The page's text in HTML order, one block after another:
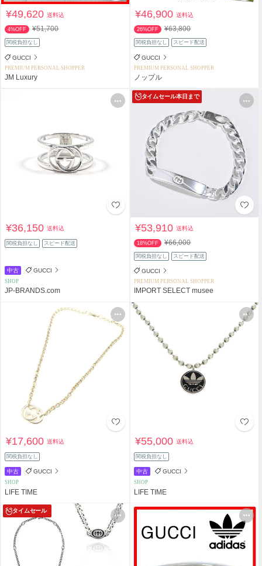
¥49,620送料込
4%OFF ¥51,700
関税負担なし
GUCCI
PREMIUM PERSONAL SHOPPER
JM Luxury
¥46,900送料込
26%OFF ¥63,800
関税負担なし スピード配送
GUCCI
PREMIUM PERSONAL SHOPPER
ノップル
¥36,150送料込
関税負担なし スピード配送
中古 GUCCI
SHOP
JP-BRANDS.com
タイムセール本日まで
¥53,910送料込
18%OFF ¥66,000
関税負担なし スピード配送
GUCCI
PREMIUM PERSONAL SHOPPER
IMPORT SELECT musee
¥17,600送料込
関税負担なし
中古 GUCCI
SHOP
LIFE TIME
¥55,000送料込
関税負担なし
中古 GUCCI
SHOP
LIFE TIME
タイムセール